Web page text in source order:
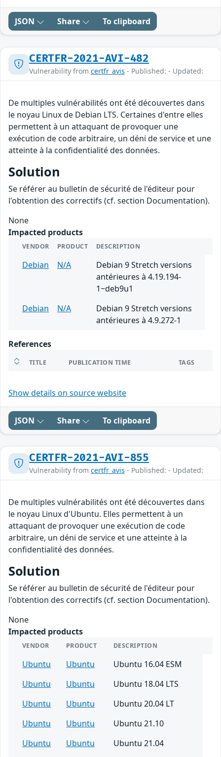
JSON Share To clipboard
CERTFR-2021-AVI-482
Vulnerability from certfr_avis - Published: - Updated:
De multiples vulnérabilités ont été découvertes dans
le noyau Linux de Debian LTS. Certaines d'entre elles
permettent à un attaquant de provoquer une
exécution de code arbitraire, un déni de service et une
atteinte à la confidentialité des données.
Solution
Se référer au bulletin de sécurité de l'éditeur pour
l'obtention des correctifs (cf. section Documentation).
None
Impacted products
VENDOR PRODUCT DESCRIPTION
Debian N/A
Debian 9 Stretch versions
antérieures à 4.19.194-
1~deb9u1
Debian
N/A
Debian 9 Stretch versions
antérieures à 4.9.272-1
References
TITLE PUBLICATION TIME TAGS
Show details on source website
JSON Share To clipboard
CERTFR-2021-AVI-855
Vulnerability from certfr_avis - Published: - Updated:
De multiples vulnérabilités ont été découvertes dans
le noyau Linux d'Ubuntu. Elles permettent à un
attaquant de provoquer une exécution de code
arbitraire, un déni de service et une atteinte à la
confidentialité des données.
Solution
Se référer au bulletin de sécurité de l'éditeur pour
l'obtention des correctifs (cf. section Documentation).
None
Impacted products
VENDOR PRODUCT DESCRIPTION
Ubuntu Ubuntu
Ubuntu 16.04 ESM
Ubuntu
Ubuntu
Ubuntu 18.04 LTS
Ubuntu
Ubuntu
Ubuntu 20.04 LT
Ubuntu
Ubuntu
Ubuntu 21.10
Ubuntu
Ubuntu
Ubuntu 21.04